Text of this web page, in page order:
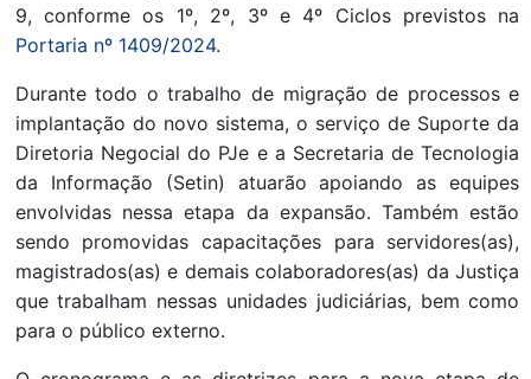
9, conforme os 1º, 2º, 3º e 4º Ciclos previstos na
Portaria nº 1409/2024.
Durante todo o trabalho de migração de processos e
implantação do novo sistema, o serviço de Suporte da
Diretoria Negocial do PJe e a Secretaria de Tecnologia
da Informação (Setin) atuarão apoiando as equipes
envolvidas nessa etapa da expansão. Também estão
sendo promovidas capacitações para servidores(as),
magistrados(as) e demais colaboradores(as) da Justiça
que trabalham nessas unidades judiciárias, bem como
para o público externo.